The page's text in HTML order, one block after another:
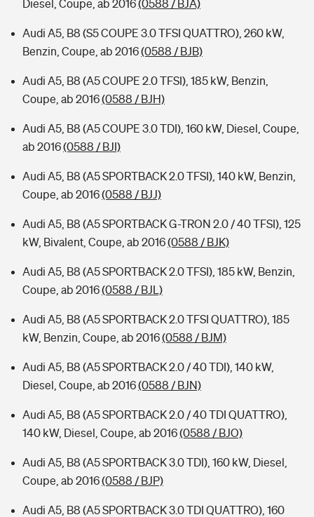
Diesel, Coupe, ab 2016(0588 / BJA)
Audi A5, B8 (S5 COUPE 3.0 TFSI QUATTRO), 260 kW,
Benzin, Coupe, ab 2016(0588 / BJB)
Audi A5, B8 (A5 COUPE 2.0 TFSI), 185 kW, Benzin,
Coupe, ab 2016(0588 / BJH)
Audi A5, B8 (A5 COUPE 3.0 TDI), 160 kW, Diesel, Coupe,
ab 2016(0588 / BJI)
Audi A5, B8 (A5 SPORTBACK 2.0 TFSI), 140 kW, Benzin,
Coupe, ab 2016(0588 / BJJ)
Audi A5, B8 (A5 SPORTBACK G-TRON 2.0 / 40 TFSI), 125
kW, Bivalent, Coupe, ab 2016(0588 / BJK)
Audi A5, B8 (A5 SPORTBACK 2.0 TFSI), 185 kW, Benzin,
Coupe, ab 2016(0588 / BJL)
Audi A5, B8 (A5 SPORTBACK 2.0 TFSI QUATTRO), 185
kW, Benzin, Coupe, ab 2016(0588 / BJM)
Audi A5, B8 (A5 SPORTBACK 2.0 / 40 TDI), 140 kW,
Diesel, Coupe, ab 2016(0588 / BJN)
Audi A5, B8 (A5 SPORTBACK 2.0 / 40 TDI QUATTRO),
140 kW, Diesel, Coupe, ab 2016(0588 / BJO)
Audi A5, B8 (A5 SPORTBACK 3.0 TDI), 160 kW, Diesel,
Coupe, ab 2016(0588 / BJP)
Audi A5, B8 (A5 SPORTBACK 3.0 TDI QUATTRO), 160